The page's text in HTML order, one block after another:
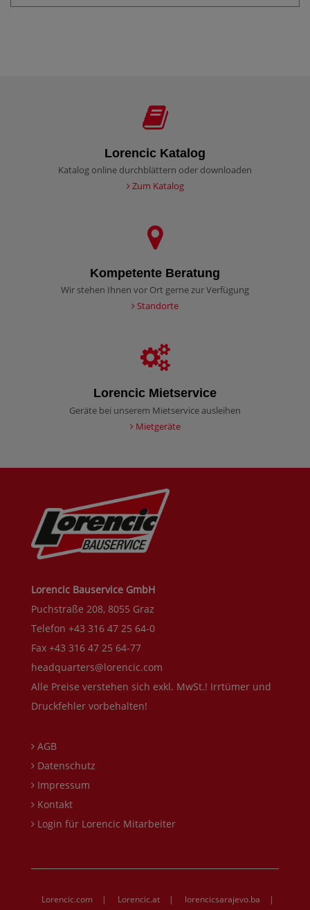
Lorencic Katalog
Katalog online durchblättern oder downloaden
Zum Katalog
Kompetente Beratung
Wir stehen Ihnen vor Ort gerne zur Verfügung
Standorte
Lorencic Mietservice
Geräte bei unserem Mietservice ausleihen
Mietgeräte
Lorencic Bauservice GmbH
Puchstraße 208, 8055 Graz
Telefon +43 316 47 25 64-0
Fax +43 316 47 25 64-77
headquarters@lorencic.com
Alle Preise verstehen sich exkl. MwSt.! Irrtümer und
Druckfehler vorbehalten!
AGB
Datenschutz
Impressum
Kontakt
Login für Lorencic Mitarbeiter
Lorencic.com | Lorencic.at | lorencicsarajevo.ba |